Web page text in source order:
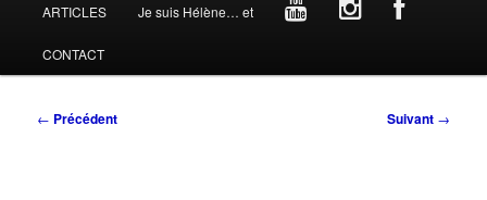
ARTICLES Je suis Hélène… et
CONTACT
Navigation
← Précédent Suivant →